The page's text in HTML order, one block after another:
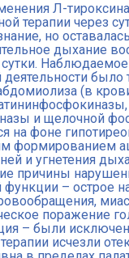
Л-
терапии через
но
дыхание
Наблюдаемое
было
(в
и щелочной
на фоне
формированием
и угнетения
причины
функции – острое
поражение
– были
исчезли